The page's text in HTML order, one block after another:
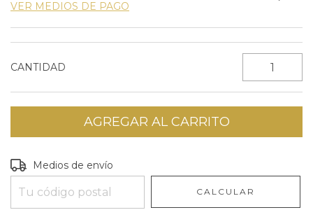
VER MEDIOS DE PAGO
CANTIDAD
Entregas para el CP:
Medios de envío
CALCULAR